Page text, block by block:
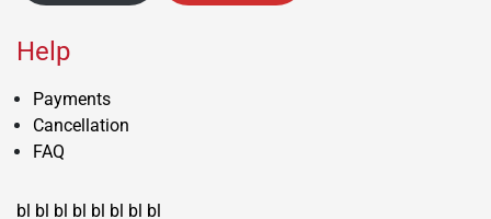
Help
Payments
Cancellation
FAQ
bl bl bl bl bl bl bl bl